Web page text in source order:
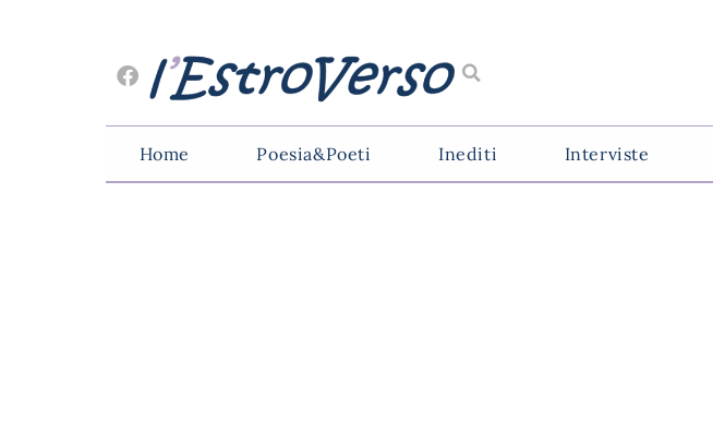
Home Poesia&Poeti Inediti Interviste